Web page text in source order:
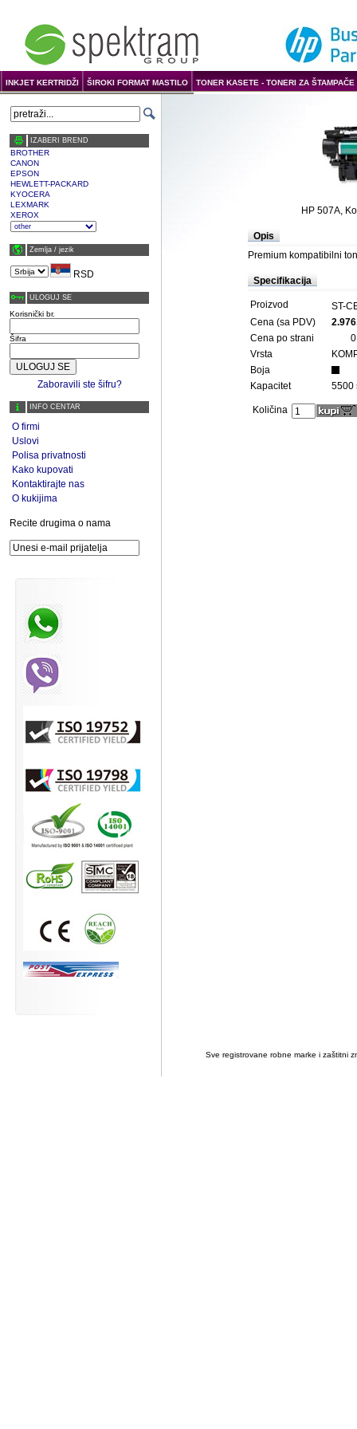
INKJET KERTRIDŽI ŠIROKI FORMAT MASTILO TONER KASETE - TONERI ZA
IZABERI BREND
BROTHER
CANON
EPSON
HEWLETT-PACKARD
KYOCERA
LEXMARK
XEROX
Zemlja / јezik
RSD
ULOGUJ SE
Korisnički br.
Šifra
Zaboravili ste šifru?
INFO CENTAR
O firmi
Uslovi
Polisa privatnosti
Kako kupovati
Kontaktirajte nas
O kukijima
Recite drugima o nama
HP 507A,
Opis
Premium kompatibilni
Specifikacija
Proizvod
ST-
Cena (sa PDV)
Cena po strani
Vrsta
Boja
Kapacitet
5500
Količina
Sve registrovane robne marke i zaštitni